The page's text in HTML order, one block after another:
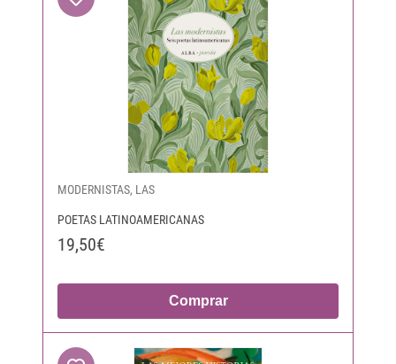
MODERNISTAS, LAS
POETAS LATINOAMERICANAS
19,50€
Comprar